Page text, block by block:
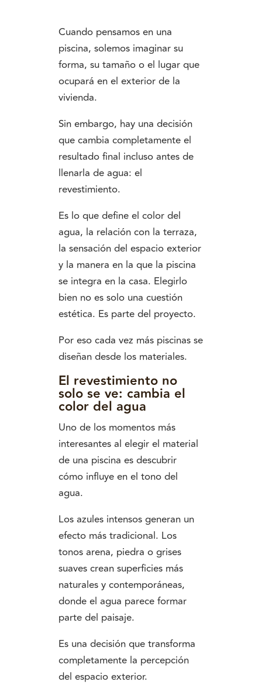
Cuando pensamos en una
piscina, solemos imaginar su
forma, su tamaño o el lugar que
ocupará en el exterior de la
vivienda.
Sin embargo, hay una decisión
que cambia completamente el
resultado final incluso antes de
llenarla de agua: el
revestimiento.
Es lo que define el color del
agua, la relación con la terraza,
la sensación del espacio exterior
y la manera en la que la piscina
se integra en la casa. Elegirlo
bien no es solo una cuestión
estética. Es parte del proyecto.
Por eso cada vez más piscinas se
diseñan desde los materiales.
El revestimiento no
solo se ve: cambia el
color del agua
Uno de los momentos más
interesantes al elegir el material
de una piscina es descubrir
cómo influye en el tono del
agua.
Los azules intensos generan un
efecto más tradicional. Los
tonos arena, piedra o grises
suaves crean superficies más
naturales y contemporáneas,
donde el agua parece formar
parte del paisaje.
Es una decisión que transforma
completamente la percepción
del espacio exterior.